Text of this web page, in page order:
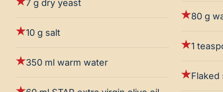
7 g dry yeast
10 g salt
350 ml warm water
80 g
1
Flaked